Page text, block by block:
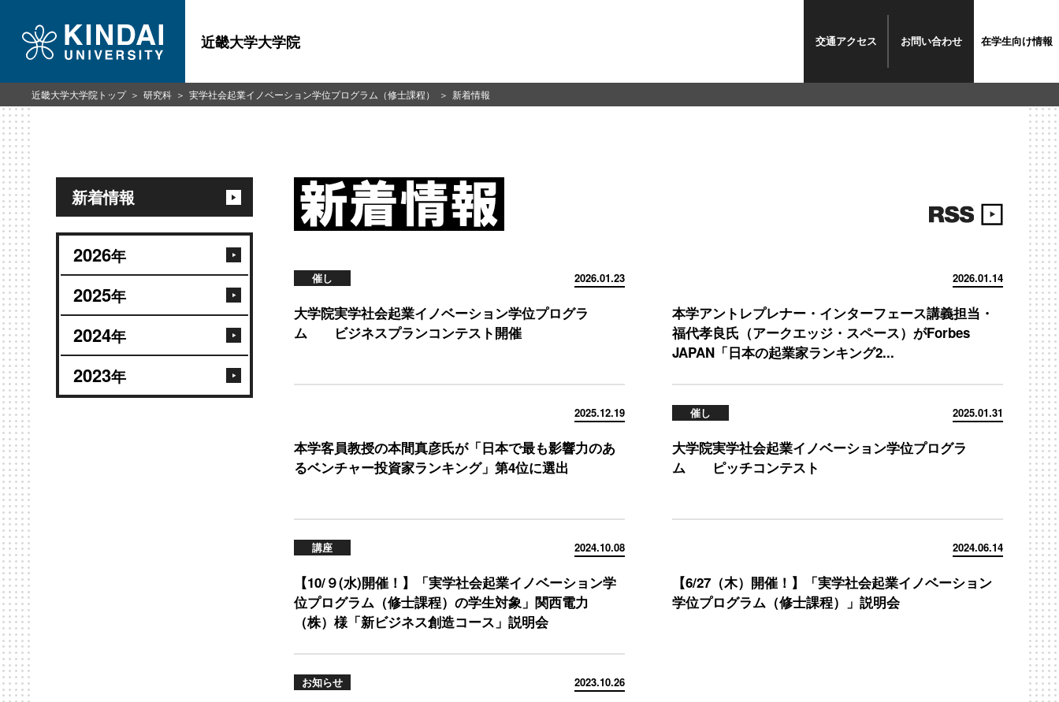
近畿大学大学院 交通アクセス お問い合わせ 在学生向け情報
新着情報
2026年
2025年
2024年
2023年
2026.01.23
催し
大学院実学社会起業イノベーション学位プログラ
ム ビジネスプランコンテスト開催
2026.01.14
本学アントレプレナー・インターフェース講義担当・
福代孝良氏（アークエッジ・スペース）がForbes
JAPAN「日本の起業家ランキング2...
2025.12.19
本学客員教授の本間真彦氏が「日本で最も影響力のあ
るベンチャー投資家ランキング」第4位に選出
2025.01.31
催し
大学院実学社会起業イノベーション学位プログラ
ム ピッチコンテスト
2024.10.08
講座
【10/９(水)開催！】「実学社会起業イノベーション学
位プログラム（修士課程）の学生対象」関西電力
（株）様「新ビジネス創造コース」説明会
2024.06.14
【6/27（木）開催！】「実学社会起業イノベーション
学位プログラム（修士課程）」説明会
2023.10.26
お知らせ
近畿大学大学院トップ 研究科 実学社会起業イノベーション学位プログラム（修士課程） 新着情報